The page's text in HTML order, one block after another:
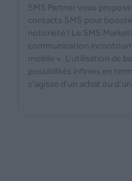
SMS Partner vous
contacts SMS pour
notoriété ! Le SMS
communication
mobile ». L’utilisation de
possibilités infinies en
s’agisse d’un achat ou